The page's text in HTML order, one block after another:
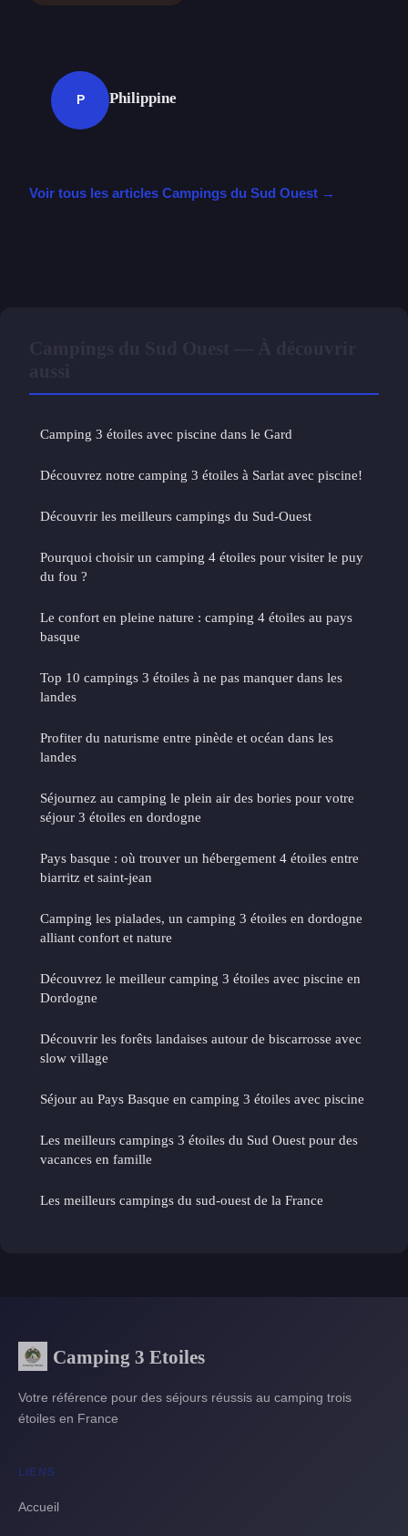
P Philippine
Voir tous les articles Campings du Sud Ouest →
Camping 3 étoiles avec piscine dans le Gard
Découvrez notre camping 3 étoiles à Sarlat avec piscine!
Découvrir les meilleurs campings du Sud-Ouest
Pourquoi choisir un camping 4 étoiles pour visiter le puy
du fou ?
Le confort en pleine nature : camping 4 étoiles au pays
basque
Top 10 campings 3 étoiles à ne pas manquer dans les
landes
Profiter du naturisme entre pinède et océan dans les
landes
Séjournez au camping le plein air des bories pour votre
séjour 3 étoiles en dordogne
Pays basque : où trouver un hébergement 4 étoiles entre
biarritz et saint-jean
Camping les pialades, un camping 3 étoiles en dordogne
alliant confort et nature
Découvrez le meilleur camping 3 étoiles avec piscine en
Dordogne
Découvrir les forêts landaises autour de biscarrosse avec
slow village
Séjour au Pays Basque en camping 3 étoiles avec piscine
Les meilleurs campings 3 étoiles du Sud Ouest pour des
vacances en famille
Les meilleurs campings du sud-ouest de la France
Camping 3 Etoiles
Votre référence pour des séjours réussis au camping trois
étoiles en France
LIENS
Accueil